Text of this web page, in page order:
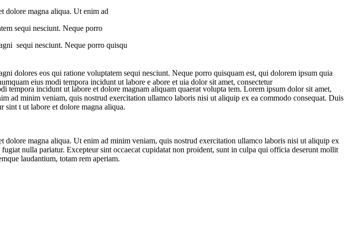
dolore magna aliqua. Ut enim ad
sequi nesciunt. Neque porro
sequi nesciunt. Neque porro quisqu
dolores eos qui ratione voluptatem sequi nesciunt. Neque porro quisquam est, qui dolorem ipsum quia
eius modi tempora incidunt ut labore e abore et uia dolor sit amet, consectetur
incidunt ut labore et dolore magnam aliquam quaerat volupta tem. Lorem ipsum dolor sit amet,
ad minim veniam, quis nostrud exercitation ullamco laboris nisi ut aliquip ex ea commodo consequat. Duis
sint t ut labore et dolore magna aliqua.
magna aliqua. Ut enim ad minim veniam, quis nostrud exercitation ullamco laboris nisi ut aliquip ex
nulla pariatur. Excepteur sint occaecat cupidatat non proident, sunt in culpa qui officia deserunt mollit
laudantium, totam rem aperiam.